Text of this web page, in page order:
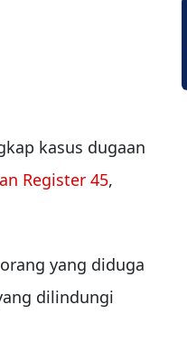
kasus dugaan
Register 45,
yang diduga
dilindungi